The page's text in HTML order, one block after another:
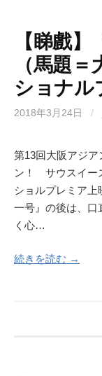
【睇戲
（馬題
ショナル
2018年3月24日 /
第13回大阪アジア
ン！ サウスイー
ショルプレミア上
一号』の後は、口
く心…
続きを読む →